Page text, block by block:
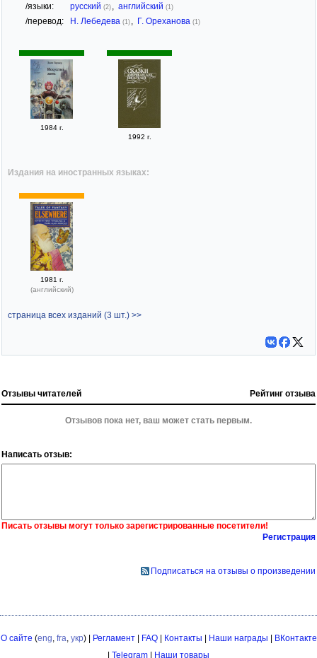
/языки: русский (2) английский (1)
/перевод: Н. Лебедева (1) Г. Ореханова (1)
1984 г.
1992 г.
Издания на иностранных языках:
1981 г.
(английский)
страница всех изданий (3 шт.) >>
Отзывы читателей Рейтинг отзыва
Отзывов пока нет, ваш может стать первым.
Написать отзыв:
Писать отзывы могут только зарегистрированные посетители!
Регистрация
Подписаться на отзывы о произведении
О сайте (eng fra укр) | Регламент| FAQ| Контакты | Наши награды | ВКонтакте
| Telegram | Наши товары